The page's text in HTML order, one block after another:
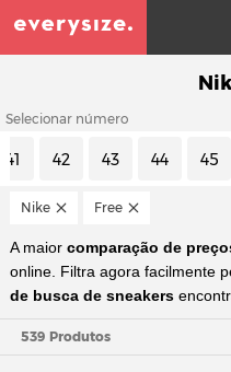
Selecionar número
41 42 43 44 45
Nike Free
A maior comparação de
online. Filtra agora facilmente
de busca de sneakers
539 Produtos